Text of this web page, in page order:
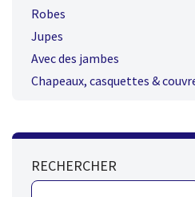
Robes
Jupes
Avec des jambes
Chapeaux, casquettes &
RECHERCHER